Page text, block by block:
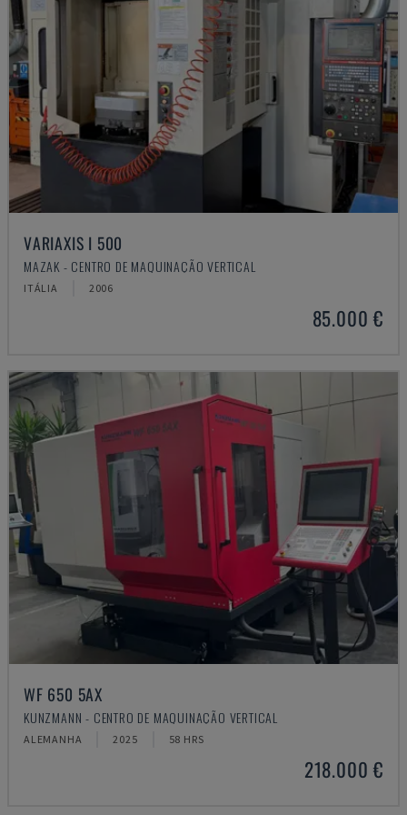
VARIAXIS I 500
MAZAK - CENTRO DE MAQUINAÇÃO VERTICAL
ITÁLIA 2006
85.000 €
WF 650 5AX
KUNZMANN - CENTRO DE MAQUINAÇÃO VERTICAL
ALEMANHA 2025 58 HRS
218.000 €